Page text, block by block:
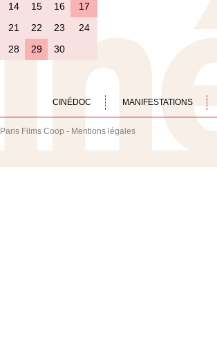
14 15 16
17
21 22 23
24
28 29 30
CINÉDOC MANIFESTATIONS
Films Coop - Mentions légales